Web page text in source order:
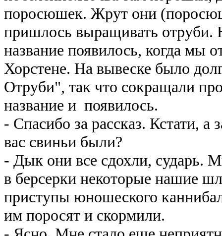
поросюшек. Жрут они
пришлось выращивать отруби.
название появилось, когда мы
Хорстене. На вывеске было
Отруби", так что сокращали
название и появилось.
- Спасибо за рассказ. Кстати, а
вас свиньи были?
- Дык они все сдохли, сударь.
в берсерки некоторые нашие
приступы юношеского
им поросят и скормили.